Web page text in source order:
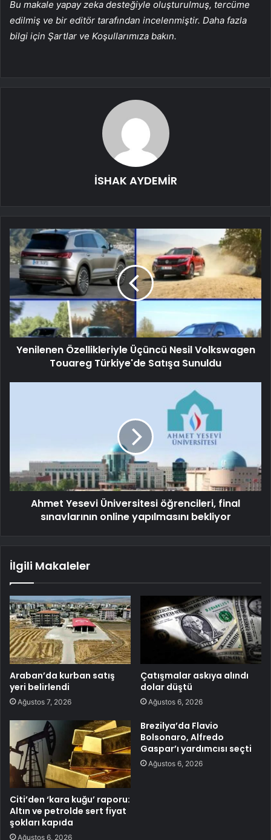
Bu makale yapay zeka desteğiyle oluşturulmuş, tercüme
edilmiş ve bir editör tarafından incelenmiştir. Daha fazla
bilgi için Şartlar ve Koşullarımıza bakın.
İSHAK AYDEMİR
Yenilenen Özellikleriyle Üçüncü Nesil Volkswagen
Touareg Türkiye'de Satışa Sunuldu
Ahmet Yesevi Üniversitesi öğrencileri, final
sınavlarının online yapılmasını bekliyor
İlgili Makaleler
Araban’da kurban satış
yeri belirlendi
Ağustos 7, 2026
Çatışmalar askıya alındı
dolar düştü
Ağustos 6, 2026
Citi’den ‘kara kuğu’ raporu:
Altın ve petrolde sert fiyat
şokları kapıda
Ağustos 6, 2026
Brezilya’da Flavio
Bolsonaro, Alfredo
Gaspar’ı yardımcısı seçti
Ağustos 6, 2026